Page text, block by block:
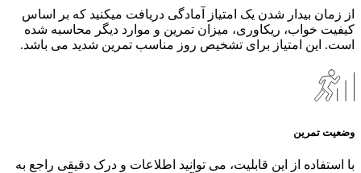
از زمان بیدار شدن یک امتیاز آمادگی دریافت میکنید که بر اساس
کیفیت خواب، ریکاوری، میزان تمرین و موارد دیگر محاسبه شده
است. این امتیاز برای تشخیص روز مناسب تمرین شدید می باشد.
وضعیت تمرین
با استفاده از این قابلیت، می‌ توانید اطلاعات و درک دقیقی راجع به